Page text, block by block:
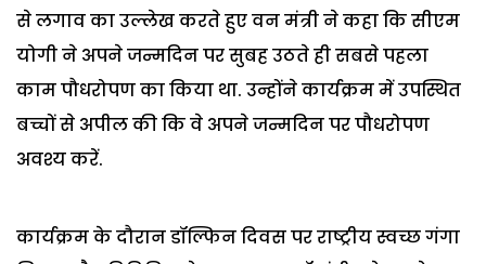
से लगाव का उल्लेख करते हुए वन मंत्री ने कहा कि सीएम
योगी ने अपने जन्मदिन पर सुबह उठते ही सबसे पहला
काम पौधरोपण का किया था. उन्होंने कार्यक्रम में उपस्थित
बच्चों से अपील की कि वे अपने जन्मदिन पर पौधरोपण
अवश्य करें.
कार्यक्रम के दौरान डॉल्फिन दिवस पर राष्ट्रीय स्वच्छ गंगा